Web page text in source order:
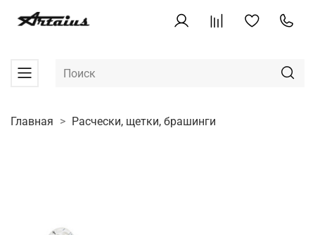
Главная Расчески, щетки, брашинги